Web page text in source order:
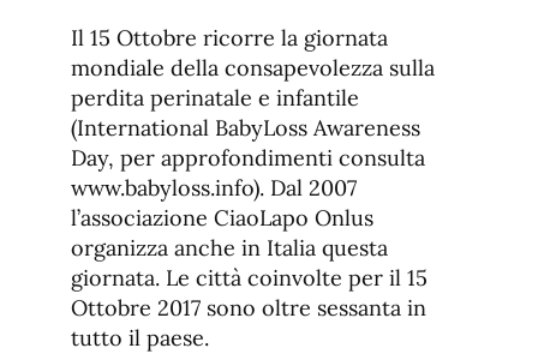
de
fuente
de
fuente.
Il 15 Ottobre ricorre la giornata
mondiale della consapevolezza sulla
perdita perinatale e infantile
(International BabyLoss Awareness
Day, per approfondimenti consulta
www.babyloss.info). Dal 2007
l’associazione CiaoLapo Onlus
organizza anche in Italia questa
giornata. Le città coinvolte per il 15
Ottobre 2017 sono oltre sessanta in
tutto il paese.